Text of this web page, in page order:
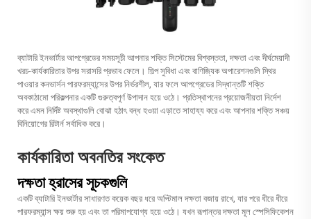
ব্যাটারি ইনভার্টার আপগ্রেডের সময়সূচী আপনার শক্তি সিস্টেমের বিশ্বস্ততা, দক্ষতা এবং দীর্ঘমেয়াদী
খরচ-কার্যকারিতার উপর সরাসরি প্রভাব ফেলে। শিল্প সুবিধা এবং বাণিজ্যিক অপারেশনগুলি স্থির
পাওয়ার কনভার্সন পারফরম্যান্সের উপর নির্ভরশীল, যার ফলে আপগ্রেডের সিদ্ধান্তটি শক্তি
অবকাঠামো পরিকল্পনার একটি গুরুত্বপূর্ণ উপাদান হয়ে ওঠে। প্রতিস্থাপনের প্রয়োজনীয়তা নির্দেশ
করে এমন নির্দিষ্ট অবস্থাগুলি বোঝা হঠাৎ বন্ধ হওয়া এড়াতে সাহায্য করে এবং আপনার শক্তি সঞ্চয়
বিনিয়োগের রিটার্ন সর্বাধিক করে।
কার্যকারিতা অবনতির সংকেত
দক্ষতা হ্রাসের সূচকগুলি
একটি ব্যাটারি ইনভার্টার সাধারণত কয়েক বছর ধরে অপ্টিমাল দক্ষতা বজায় রাখে, যার পরে ধীরে ধীরে
পারফরম্যান্স ক্ষয় শুরু হয় এবং তা পরিমাপযোগ্য হয়ে ওঠে। যখন রূপান্তর দক্ষতা মূল স্পেসিফিকেশন